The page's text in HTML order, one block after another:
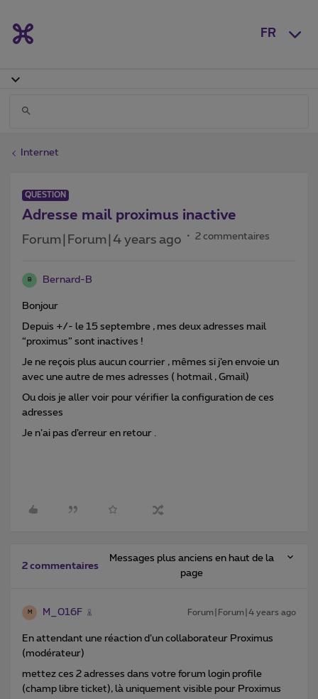
FR
Internet
QUESTION
Adresse mail proximus inactive
Forum|Forum|4 years ago 2 commentaires
B Bernard-B
Bonjour
Depuis +/- le 15 septembre , mes deux adresses mail
“proximus” sont inactives !
Je ne reçois plus aucun courrier , mêmes si j’en envoie un
avec une autre de mes adresses ( hotmail , Gmail)
Ou dois je aller voir pour vérifier la configuration de ces
adresses
Je n’ai pas d’erreur en retour .
2 commentaires
Messages plus anciens en haut de la
page
M M_016F Forum|Forum|4 years ago
En attendant une réaction d’un collaborateur Proximus
(modérateur)
mettez ces 2 adresses dans votre forum login profile
(champ libre ticket), là uniquement visible pour Proximus